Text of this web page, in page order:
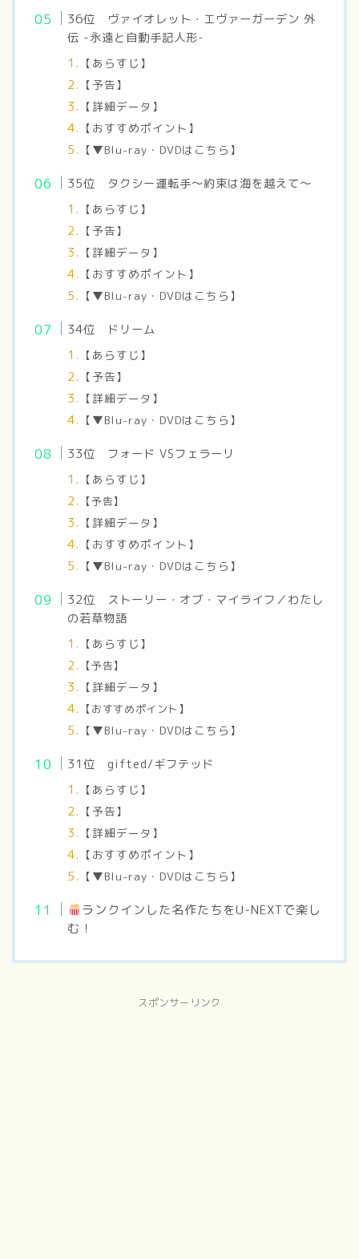
36位 ヴァイオレット・エヴァーガーデン 外
伝 -永遠と自動手記人形-
【あらすじ】
【予告】
【詳細データ】
【おすすめポイント】
【▼Blu-ray・DVDはこちら】
35位 タクシー運転手～約束は海を越えて～
【あらすじ】
【予告】
【詳細データ】
【おすすめポイント】
【▼Blu-ray・DVDはこちら】
34位 ドリーム
【あらすじ】
【予告】
【詳細データ】
【▼Blu-ray・DVDはこちら】
33位 フォード VSフェラーリ
【あらすじ】
【予告】
【詳細データ】
【おすすめポイント】
【▼Blu-ray・DVDはこちら】
32位 ストーリー・オブ・マイライフ／わたし
の若草物語
【あらすじ】
【予告】
【詳細データ】
【おすすめポイント】
【▼Blu-ray・DVDはこちら】
31位 gifted/ギフテッド
【あらすじ】
【予告】
【詳細データ】
【おすすめポイント】
【▼Blu-ray・DVDはこちら】
ランクインした名作たちをU-NEXTで楽し
む！
スポンサーリンク